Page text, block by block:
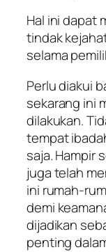
Hal ini dapat
tindak
selama
Perlu diakui
sekarang ini
dilakukan.
tempat
saja. Hampir
juga telah
ini rumah-
demi
dijadikan
penting